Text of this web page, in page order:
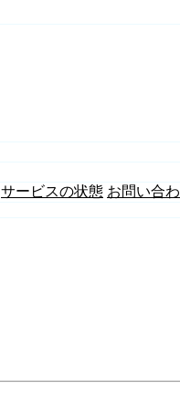
サービスの状態 お問い合